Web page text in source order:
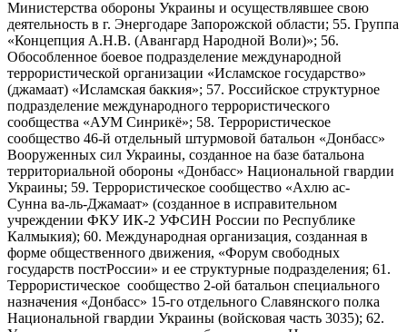
Министерства обороны Украины и осуществлявшее свою
деятельность в г. Энергодаре Запорожской области; 55. Группа
«Концепция А.Н.В. (Авангард Народной Воли)»; 56.
Обособленное боевое подразделение международной
террористической организации «Исламское государство»
(джамаат) «Исламская баккия»; 57. Российское структурное
подразделение международного террористического
сообщества «АУМ Синрикё»; 58. Террористическое
сообщество 46-й отдельный штурмовой батальон «Донбасс»
Вооруженных сил Украины, созданное на базе батальона
территориальной обороны «Донбасс» Национальной гвардии
Украины; 59. Террористическое сообщество «Ахлю ас-
Сунна ва-ль-Джамаат» (созданное в исправительном
учреждении ФКУ ИК-2 УФСИН России по Республике
Калмыкия); 60. Международная организация, созданная в
форме общественного движения, «Форум свободных
государств постРоссии» и ее структурные подразделения; 61.
Террористическое сообщество 2-ой батальон специального
назначения «Донбасс» 15-го отдельного Славянского полка
Национальной гвардии Украины (войсковая часть 3035); 62.